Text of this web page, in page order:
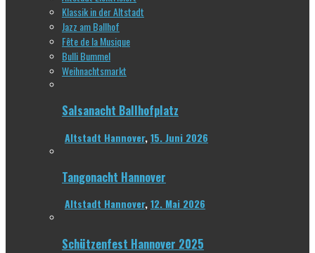
Klassik in der Altstadt
Jazz am Ballhof
Fête de la Musique
Bulli Bummel
Weihnachtsmarkt
Salsanacht Ballhofplatz
Altstadt Hannover,15. Juni 2026
Tangonacht Hannover
Altstadt Hannover,12. Mai 2026
Schützenfest Hannover 2025